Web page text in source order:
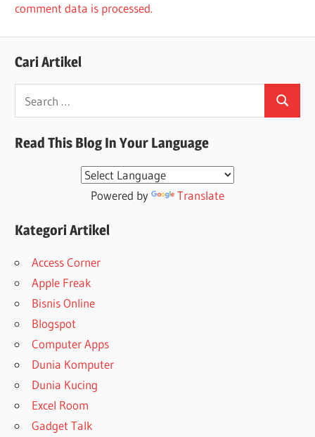
comment data is processed.
Cari Artikel
for:
Search
Read This Blog In Your Language
Powered by Translate
Kategori Artikel
Access Corner
Apple Freak
Bisnis Online
Blogspot
Computer Apps
Dunia Komputer
Dunia Kucing
Excel Room
Gadget Talk